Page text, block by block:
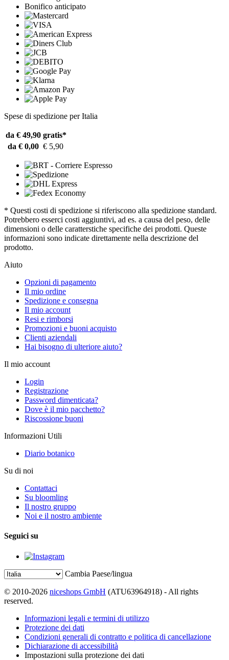
Bonifico anticipato
Spese di spedizione per Italia
da € 49,90 gratis*
da € 0,00 € 5,90
* Questi costi di spedizione si riferiscono alla spedizione standard.
Potrebbero esserci costi aggiuntivi, ad es. a causa del peso, delle
dimensioni o delle caratterstiche specifiche dei prodotti. Queste
informazioni sono indicate direttamente nella descrizione del
prodotto.
Aiuto
Opzioni di pagamento
Il mio ordine
Spedizione e consegna
Il mio account
Resi e rimborsi
Promozioni e buoni acquisto
Clienti aziendali
Hai bisogno di ulteriore aiuto?
Il mio account
Login
Registrazione
Password dimenticata?
Dove è il mio pacchetto?
Riscossione buoni
Informazioni Utili
Diario botanico
Su di noi
Contattaci
Su bloomling
Il nostro gruppo
Noi e il nostro ambiente
Seguici su
Cambia Paese/lingua
© 2010-2026 niceshops GmbH (ATU63964918) - All rights
reserved.
Informazioni legali e termini di utilizzo
Protezione dei dati
Condizioni generali di contratto e politica di cancellazione
Dichiarazione di accessibilità
Impostazioni sulla protezione dei dati